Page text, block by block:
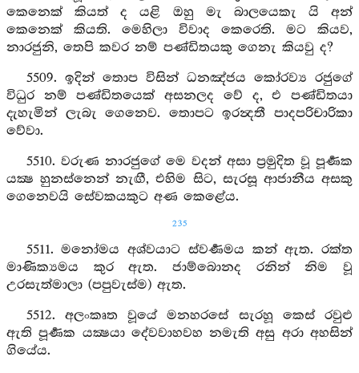
කෙනෙක් කියත් ද යළි ඔහු මැ බාලයෙකැ යි අන්
කෙනෙක් කියති. මෙහිලා විවාද කෙරෙති. මට කියව,
නාරජුනි, තෙපි කවර නම් පණ්ඩිතයකු ගෙනැ කියවු ද?
5509. ඉදින් තොප විසින් ධනඤ්ජය කෝරව්‍ය රජුගේ
විධුර නම් පණ්ඩිතයෙක් අසනලද වේ ද, එ පණ්ඩිතයා
දැහැමින් ලැබැ ගෙනෙව. තොපට ඉරන්‍දතී පාදපරිචාරිකා
වේවා.
5510. වරුණ නාරජුගේ මෙ වදන් අසා ප්‍රමුදිත වූ පූර්‍ණක
යක්‍ෂ හුනස්නෙන් නැඟී, එහිම සිට, සැරසූ ආජානීය අසකු
ගෙනෙවයි සේවකයකුට අණ කෙළේය.
235
5511. මනෝමය අශ්වයාට ස්වර්‍ණමය කන් ඇත. රක්ත
මාණික්‍යමය කුර ඇත. ජාම්බොනද රනින් නිම වූ
උරසැත්මාලා (පපුවැස්ම) ඇත.
5512. අලංකෘත වූයේ මනහරසේ සැරහූ කෙස් රවුළු
ඇති පූර්‍ණක යක්‍ෂයා දේවවාහවහ නමැති අසු අරා අහසින්
ගියේය.